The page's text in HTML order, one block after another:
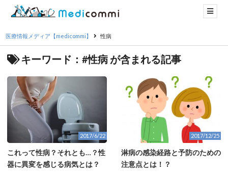
医療情報メディア【medicommi】 性病
キーワード：#性病 が含まれる記事
2017/6/22
これって性病？それとも…？性
器に異変を感じる病気とは？
2017/12/25
淋病の感染経路と予防のための
注意点とは！？